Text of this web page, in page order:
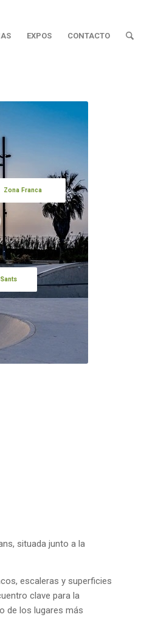
EXPOS CONTACTO
Zona Franca
situada junto a la
escaleras y superficies
clave para la
de los lugares más